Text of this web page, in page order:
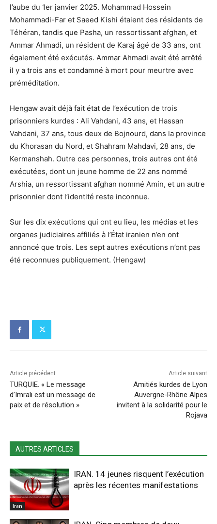
l’aube du 1er janvier 2025. Mohammad Hossein
Mohammadi-Far et Saeed Kishi étaient des résidents de
Téhéran, tandis que Pasha, un ressortissant afghan, et
Ammar Ahmadi, un résident de Karaj âgé de 33 ans, ont
également été exécutés. Ammar Ahmadi avait été arrêté
il y a trois ans et condamné à mort pour meurtre avec
préméditation.
Hengaw avait déjà fait état de l’exécution de trois
prisonniers kurdes : Ali Vahdani, 43 ans, et Hassan
Vahdani, 37 ans, tous deux de Bojnourd, dans la province
du Khorasan du Nord, et Shahram Mahdavi, 28 ans, de
Kermanshah. Outre ces personnes, trois autres ont été
exécutées, dont un jeune homme de 22 ans nommé
Arshia, un ressortissant afghan nommé Amin, et un autre
prisonnier dont l’identité reste inconnue.
Sur les dix exécutions qui ont eu lieu, les médias et les
organes judiciaires affiliés à l’État iranien n’en ont
annoncé que trois. Les sept autres exécutions n’ont pas
été reconnues publiquement. (Hengaw)
Article précédent
TURQUIE. « Le message
d’Imralı est un message de
paix et de résolution »
Article suivant
Amitiés kurdes de Lyon
Auvergne-Rhône Alpes
invitent à la solidarité pour le
Rojava
AUTRES ARTICLES
Iran
IRAN. 14 jeunes risquent l’exécution
après les récentes manifestations